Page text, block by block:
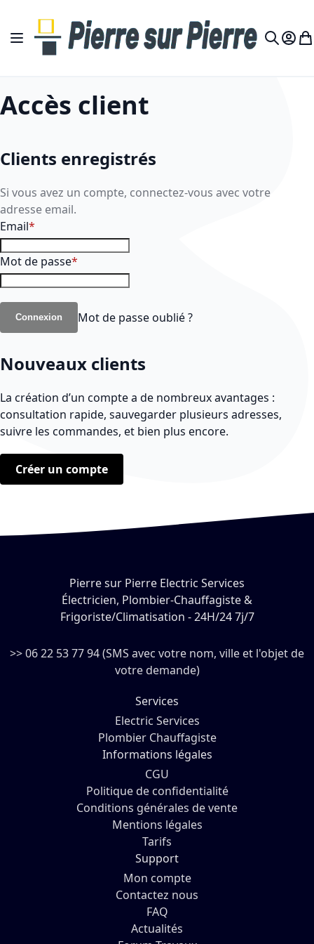
Basculer la navigation Mon
Accès client
Clients enregistrés
Si vous avez un compte, connectez-vous avec votre
adresse email.
Email
Mot de passe
Connexion Mot de passe oublié ?
Nouveaux clients
La création d’un compte a de nombreux avantages :
consultation rapide, sauvegarder plusieurs adresses,
suivre les commandes, et bien plus encore.
Créer un compte
Pierre sur Pierre Electric Services
Électricien, Plombier-Chauffagiste &
Frigoriste/Climatisation - 24H/24 7j/7
>> 06 22 53 77 94 (SMS avec votre nom, ville et l'objet de
votre demande)
Services
Electric Services
Plombier Chauffagiste
Informations légales
CGU
Politique de confidentialité
Conditions générales de vente
Mentions légales
Tarifs
Support
Mon compte
Contactez nous
FAQ
Actualités